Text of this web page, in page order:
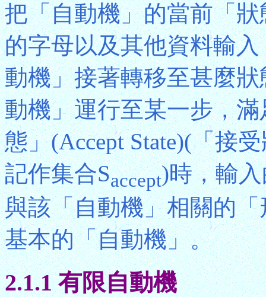
把「自動機」的當前「
的字母以及其他資料輸
動機」接著轉移至甚麼
動機」運行至某一步，
態」(Accept State)(「接
記作集合Saccept)時，輸
與該「自動機」相關的
基本的「自動機」。
2.1.1 有限自動機